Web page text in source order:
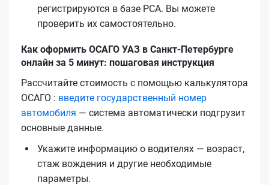
регистрируются в базе РСА. Вы можете
проверить их самостоятельно.
Как оформить ОСАГО УАЗ в Санкт-Петербурге
онлайн за 5 минут: пошаговая инструкция
Рассчитайте стоимость с помощью калькулятора
ОСАГО : введите государственный номер
автомобиля — система автоматически подгрузит
основные данные.
Укажите информацию о водителях — возраст,
стаж вождения и другие необходимые
параметры.